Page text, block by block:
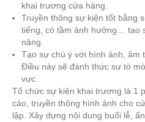
khai trương cửa hàng.
Truyền thông sự kiện tốt bằng
tiếng, có tầm ảnh hưởng… tạo
năng.
Tạo sự chú ý với hình ảnh, âm
Điều này sẽ đánh thức sự tò
vực.
Tổ chức sự kiện khai trương là 1
cáo, truyền thông hình ảnh cho
lập. Xây dựng nội dung buổi lễ,